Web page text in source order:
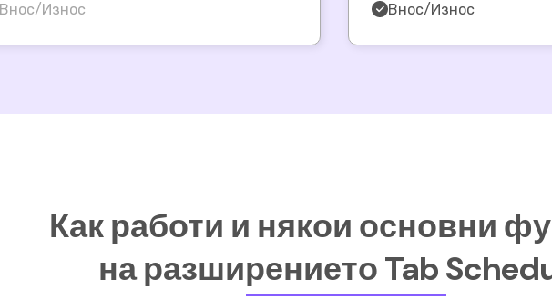
Внос/Износ Внос/Износ
Как работи и някои основни
на разширението Tab